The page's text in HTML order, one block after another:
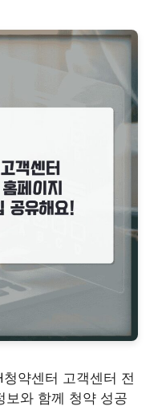
약센터 고객센터 전
보와 함께 청약 성공